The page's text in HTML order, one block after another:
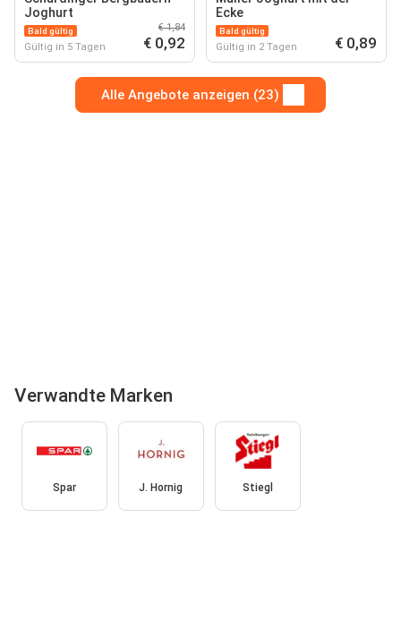
Joghurt
Bald gültig
Gültig in 5 Tagen
€ 1,84
€ 0,92
Ecke
Bald gültig
Gültig in 2 Tagen € 0,89
Alle Angebote anzeigen (23)
Verwandte Marken
Spar J. Hornig Stiegl